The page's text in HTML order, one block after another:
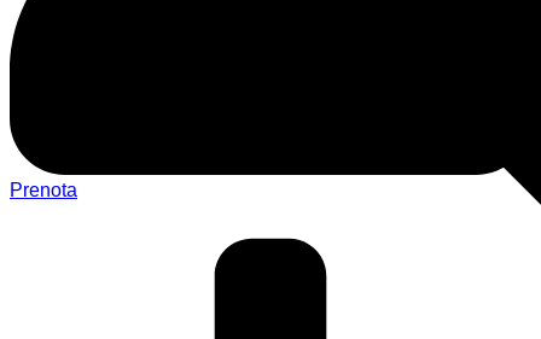
Prenota